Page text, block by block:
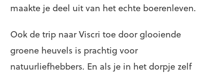
maakte je deel uit van het echte boerenleven.
Ook de trip naar Viscri toe door glooiende
groene heuvels is prachtig voor
natuurliefhebbers. En als je in het dorpje zelf